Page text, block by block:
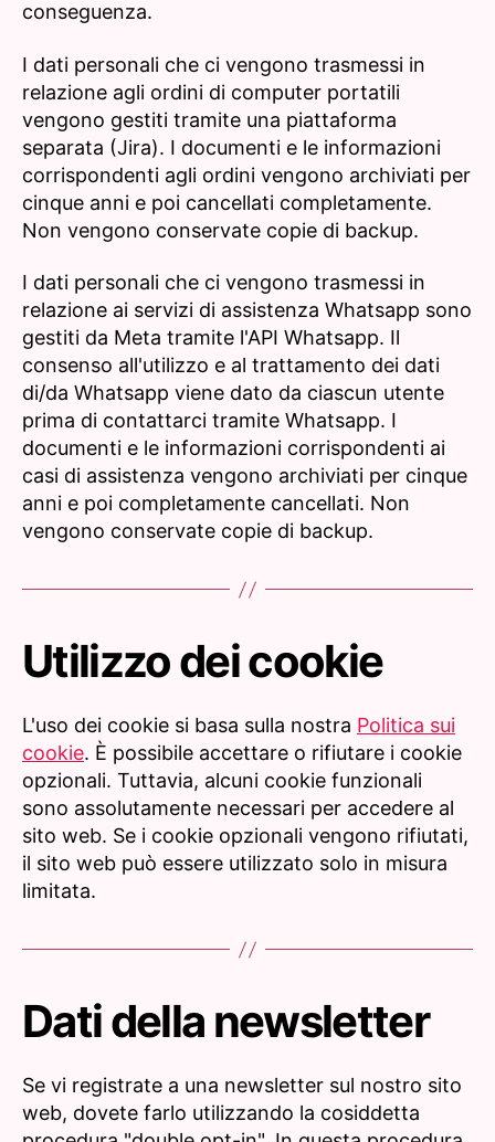
conseguenza.
I dati personali che ci vengono trasmessi in
relazione agli ordini di computer portatili
vengono gestiti tramite una piattaforma
separata (Jira). I documenti e le informazioni
corrispondenti agli ordini vengono archiviati per
cinque anni e poi cancellati completamente.
Non vengono conservate copie di backup.
I dati personali che ci vengono trasmessi in
relazione ai servizi di assistenza Whatsapp sono
gestiti da Meta tramite l'API Whatsapp. Il
consenso all'utilizzo e al trattamento dei dati
di/da Whatsapp viene dato da ciascun utente
prima di contattarci tramite Whatsapp. I
documenti e le informazioni corrispondenti ai
casi di assistenza vengono archiviati per cinque
anni e poi completamente cancellati. Non
vengono conservate copie di backup.
Utilizzo dei cookie
L'uso dei cookie si basa sulla nostra Politica sui
cookie. È possibile accettare o rifiutare i cookie
opzionali. Tuttavia, alcuni cookie funzionali
sono assolutamente necessari per accedere al
sito web. Se i cookie opzionali vengono rifiutati,
il sito web può essere utilizzato solo in misura
limitata.
Dati della newsletter
Se vi registrate a una newsletter sul nostro sito
web, dovete farlo utilizzando la cosiddetta